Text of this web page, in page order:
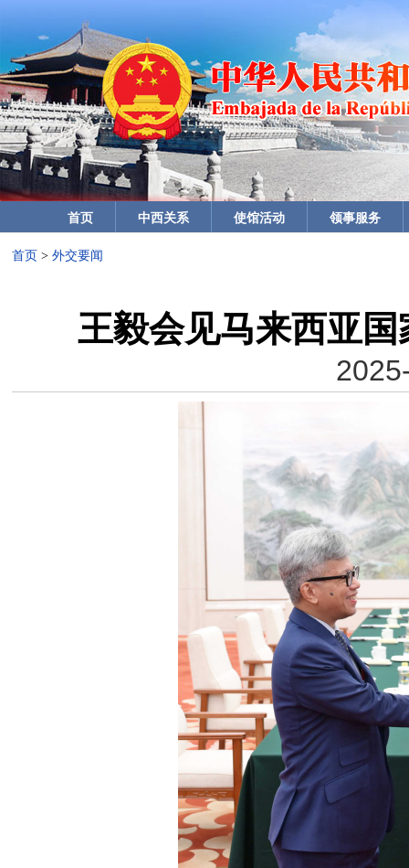
首页 中西关系 使馆活动 领事服务
首页 > 外交要闻
王毅会见马来西亚